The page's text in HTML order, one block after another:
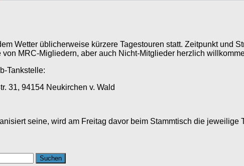
Wetter üblicherweise kürzere Tagestouren statt. Zeitpunkt und
MRC-Migliedern, aber auch Nicht-Mitglieder herzlich
Tankstelle:
31, 94154 Neukirchen v. Wald
seine, wird am Freitag davor beim Stammtisch die jeweilige